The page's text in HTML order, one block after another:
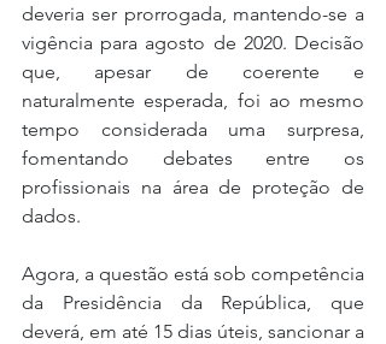
deveria ser prorrogada, mantendo-se a
vigência para agosto de 2020. Decisão
que, apesar de coerente e
naturalmente esperada, foi ao mesmo
tempo considerada uma surpresa,
fomentando debates entre os
profissionais na área de proteção de
dados.
Agora, a questão está sob competência
da Presidência da República, que
deverá, em até 15 dias úteis, sancionar a